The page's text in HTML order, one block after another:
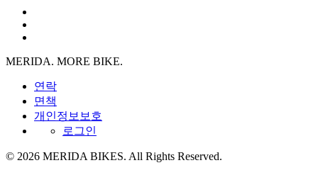
MERIDA. MORE BIKE.
연락
면책
개인정보보호
로그인
© 2026 MERIDA BIKES. All Rights Reserved.